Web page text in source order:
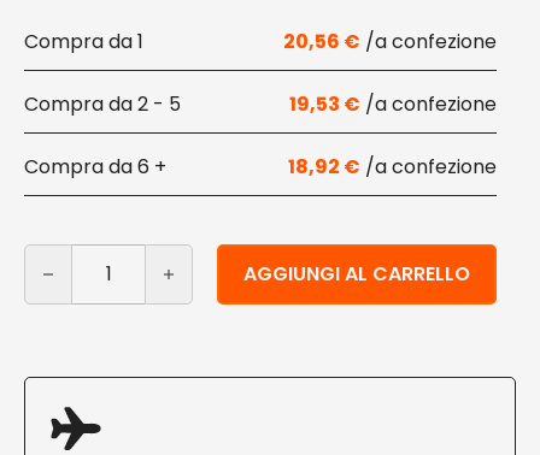
1 20,56 €
2 - 5 19,53 €
6 + 18,92 €
Cannucce carta ecologiche bianche 210x6 mm 1000
AGGIUNGI AL CARRELLO
Alternative: